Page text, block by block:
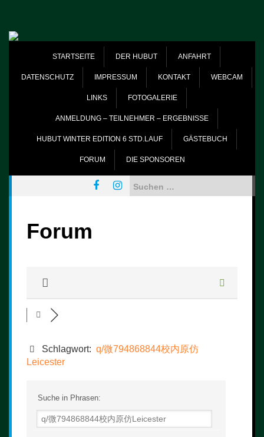
STARTSEITE DER HUBUT ANFAHRT
DATENSCHUTZ IMPRESSUM KONTAKT WEBCAM
LINKS FOTOGALERIE
ANMELDUNG – TEILNEHMER – ERGEBNISSE
HUBUT WINTER EDITION 6 STD.LAUF GÄSTEBUCH
FORUM DIE SPONSOREN
nach:
Forum
Schlagwort: q/微794868844校内原仿
Leicester
Suche in Phrasen: